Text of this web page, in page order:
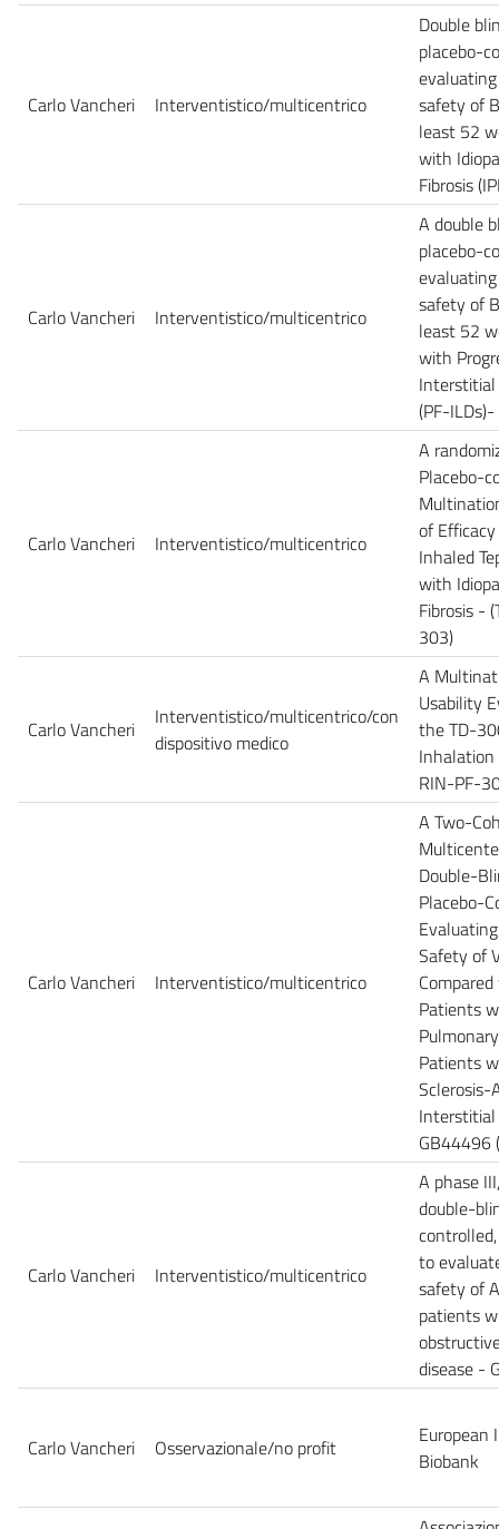
Carlo Vancheri Interventistico/multicentrico
Double
placebo-
safety of
least 52
with
Fibrosis
Carlo Vancheri Interventistico/multicentrico
A double
placebo-
safety of
least 52
with
Interstitial
(PF-
Carlo Vancheri Interventistico/multicentrico
A
Placebo-
of
Inhaled
with
Fibrosis -
303)
Carlo Vancheri
Interventistico/multicentrico/con
dispositivo medico
A
Usability
the TD-
Inhalation
RIN-PF-
Carlo Vancheri Interventistico/multicentrico
A Two-
Double-
Placebo-
Safety of
Patients
Patients
Sclerosis-
Interstitial
GB44496
Carlo Vancheri Interventistico/multicentrico
A phase
double-
to
safety of
patients
disease -
Carlo Vancheri Osservazionale/no profit
European
Biobank